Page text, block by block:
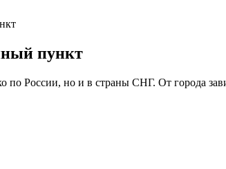
пункт
по России, но и в страны СНГ. От города